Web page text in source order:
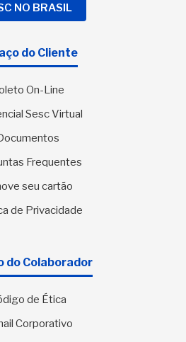
NO BRASIL
do Cliente
On-Line
Sesc Virtual
Frequentes
seu cartão
de Privacidade
do Colaborador
de Ética
Corporativo